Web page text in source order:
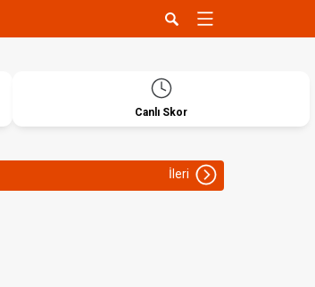
Canlı Skor
İleri